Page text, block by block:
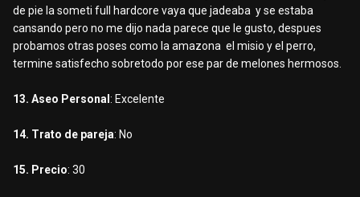
de pie la someti full hardcore vaya que jadeaba y se estaba
cansando pero no me dijo nada parece que le gusto, despues
probamos otras poses como la amazona el misio y el perro,
termine satisfecho sobretodo por ese par de melones hermosos.
13. Aseo Personal : Excelente
14. Trato de pareja: No
15. Precio: 30